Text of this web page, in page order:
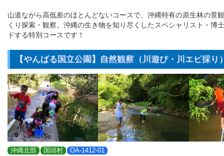
山道ながら高低差のほとんどないコースで、沖縄特有の原生林の景
くり探索・観察。沖縄の生き物を知り尽くしたスペシャリスト・博
ドする特別コースです！
【やんばる国立公園】自然観察（川遊び・川エビ採り
沖縄北部 国頭村 OA-1412-01